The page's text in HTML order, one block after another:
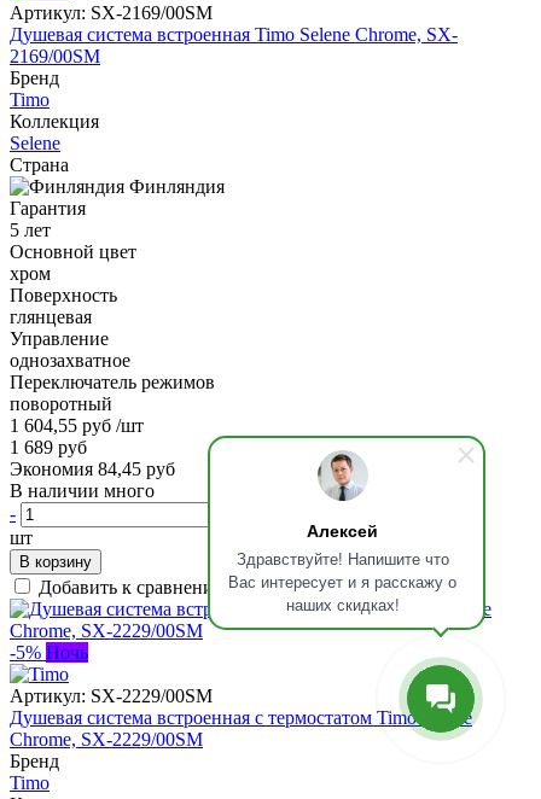
Алексей
Здравствуйте! Напишите что
Вас интересует и я расскажу о
наших скидках!
Артикул: SX-2169/00SM
Душевая система встроенная Timo Selene Chrome, SX-
2169/00SM
Бренд
Timo
Коллекция
Selene
Страна
Финляндия
Гарантия
5 лет
Основной цвет
хром
Поверхность
глянцевая
Управление
однозахватное
Переключатель режимов
поворотный
1 604,55 руб /шт
1 689 руб
Экономия 84,45 руб
В наличии много
-
шт
В корзину
Добавить к сравнению
-5% Ночь
Артикул: SX-2229/00SM
Душевая система встроенная с термостатом Timo Selene
Chrome, SX-2229/00SM
Бренд
Timo